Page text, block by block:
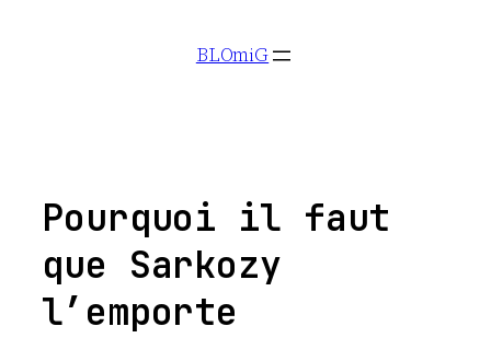
BLOmiG
Pourquoi il faut
que Sarkozy
l’emporte